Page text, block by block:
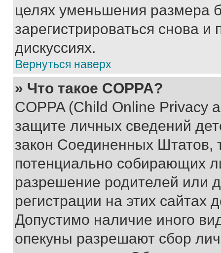
целях уменьшения размера
зарегистрироваться снова и
дискуссиях.
Вернуться наверх
» Что такое COPPA?
COPPA (Child Online Privacy
защите личных сведений
закон Соединенных Штатов,
потенциально собирающих
разрешение родителей или
регистрации на этих сайтах
Допустимо наличие иного
опекуны разрешают сбор